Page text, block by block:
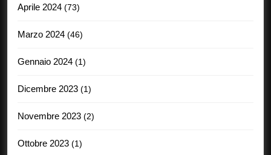
Aprile 2024 (73)
Marzo 2024 (46)
Gennaio 2024 (1)
Dicembre 2023 (1)
Novembre 2023 (2)
Ottobre 2023 (1)